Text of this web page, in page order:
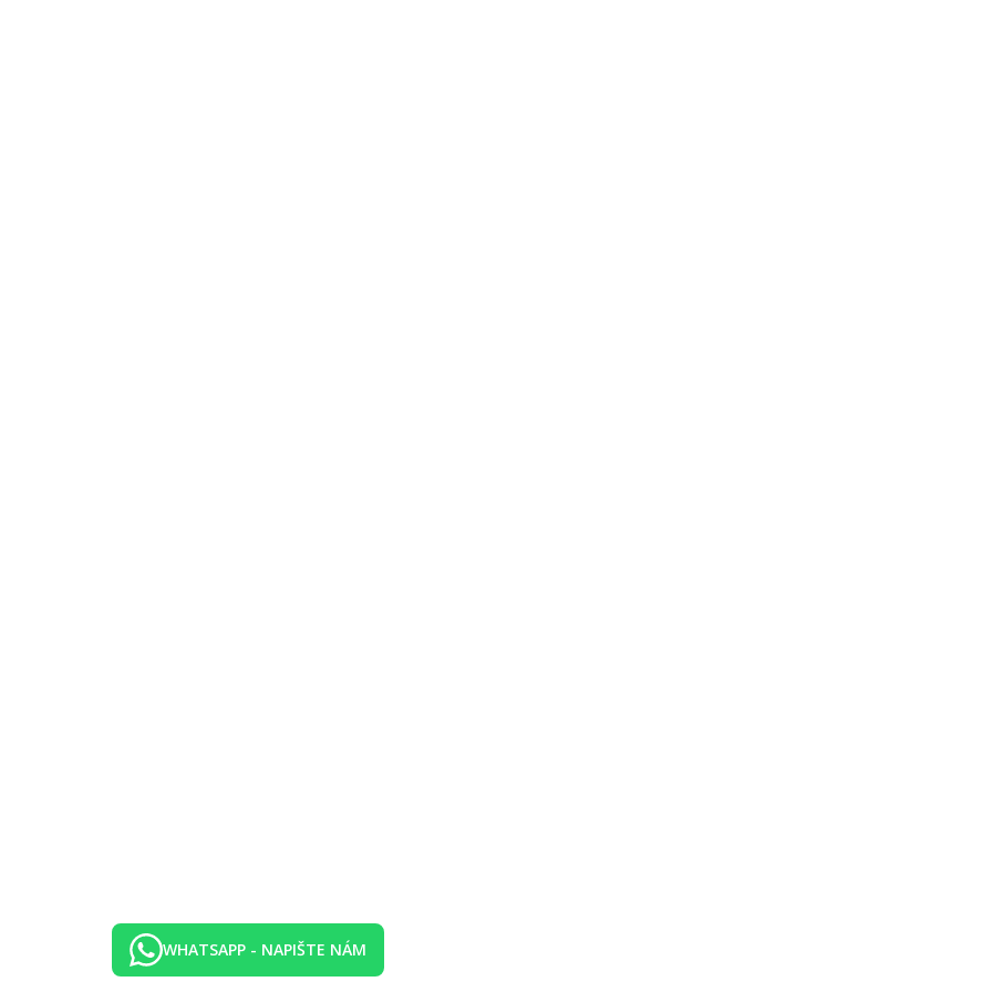
hod.)
Lehátka, slunečníky a osušky zdarma. Bar na pláži.
mohou klienti využít v areálu sesterských hotelů Sol Azur a Bel Azur).
zavedením případných hygienických či protiepidemických opatření v dané destinaci.
WHATSAPP - NAPIŠTE NÁM